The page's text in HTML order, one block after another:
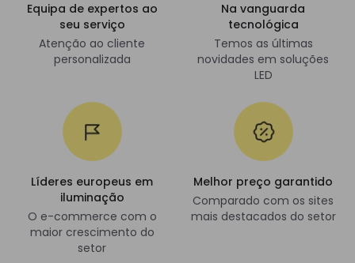
Equipa de expertos ao
seu serviço
Atenção ao cliente
personalizada
Na vanguarda
tecnológica
Temos as últimas
novidades em soluções
LED
Líderes europeus em
iluminação
O e-commerce com o
maior crescimento do
setor
Melhor preço garantido
Comparado com os sites
mais destacados do setor